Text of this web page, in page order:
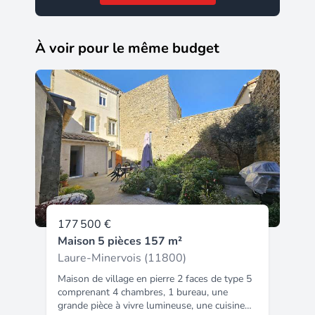
À voir pour le même budget
177 500 €
Maison 5 pièces 157 m²
Laure-Minervois (11800)
Maison de village en pierre 2 faces de type 5
comprenant 4 chambres, 1 bureau, une
grande pièce à vivre lumineuse, une cuisine